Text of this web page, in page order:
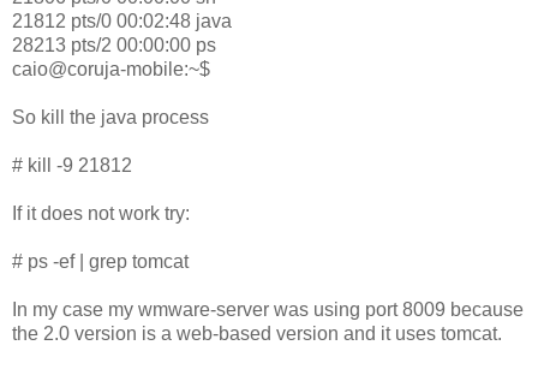
21812 pts/0 00:02:48 java
28213 pts/2 00:00:00 ps
caio@coruja-mobile:~$
So kill the java process
# kill -9 21812
If it does not work try:
# ps -ef | grep tomcat
In my case my wmware-server was using port 8009 because
the 2.0 version is a web-based version and it uses tomcat.